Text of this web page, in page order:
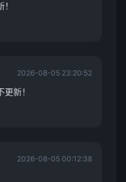
2026-08-05 23:20:52
新！
2026-08-05 00:12:38